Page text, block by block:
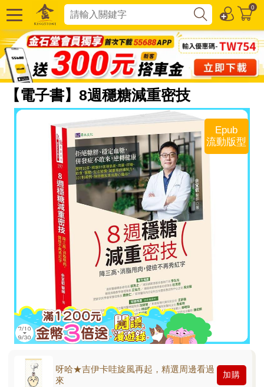
0
【電子書】8週穩糖減重密技
Epub
流動版型
呀哈★吉伊卡哇旋風再起，精選周邊看過
來
加購